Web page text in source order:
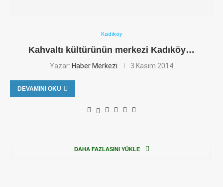
Kadıköy
Kahvaltı kültürünün merkezi Kadıköy…
Yazar: Haber Merkezi 3 Kasım 2014
DEVAMINI OKU
DAHA FAZLASINI YÜKLE